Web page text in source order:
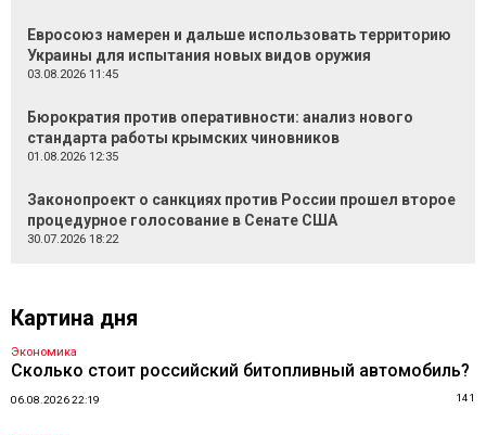
Евросоюз намерен и дальше использовать территорию
Украины для испытания новых видов оружия
03.08.2026 11:45
Бюрократия против оперативности: анализ нового
стандарта работы крымских чиновников
01.08.2026 12:35
Законопроект о санкциях против России прошел второе
процедурное голосование в Сенате США
30.07.2026 18:22
Картина дня
Экономика
Сколько стоит российский битопливный автомобиль?
06.08.2026 22:19 141